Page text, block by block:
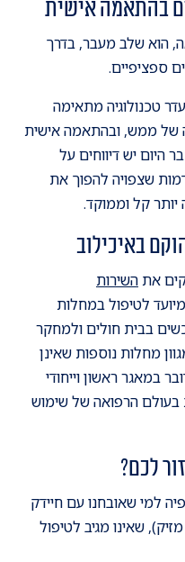
בהתאמה אישית
הוא שלב מעבר, בדרך
ספציפיים.
טכנולוגיה מתאימה
של ממש, ובהתאמה אישית
היום יש דיווחים על
שצפויה להפוך את
יותר קל וממוקד.
באיכילוב
אתהשירות
לטיפול במחלות
בבית חולים ולמחקר
מחלות נוספות שאינן
במאגר ראשון וייחודי
הרפואה של שימוש
לכם?
למי שאובחנו עם חיידק
שאינו מגיב לטיפול